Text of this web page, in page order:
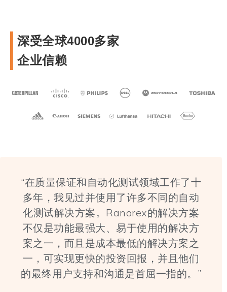
深受全球4000多家
企业信赖
“在质量保证和自动化测试领域工作了十
多年，我见过并使用了许多不同的自动
化测试解决方案。Ranorex的解决方案
不仅是功能最强大、易于使用的解决方
案之一，而且是成本最低的解决方案之
一，可实现更快的投资回报，并且他们
的最终用户支持和沟通是首屈一指的。”